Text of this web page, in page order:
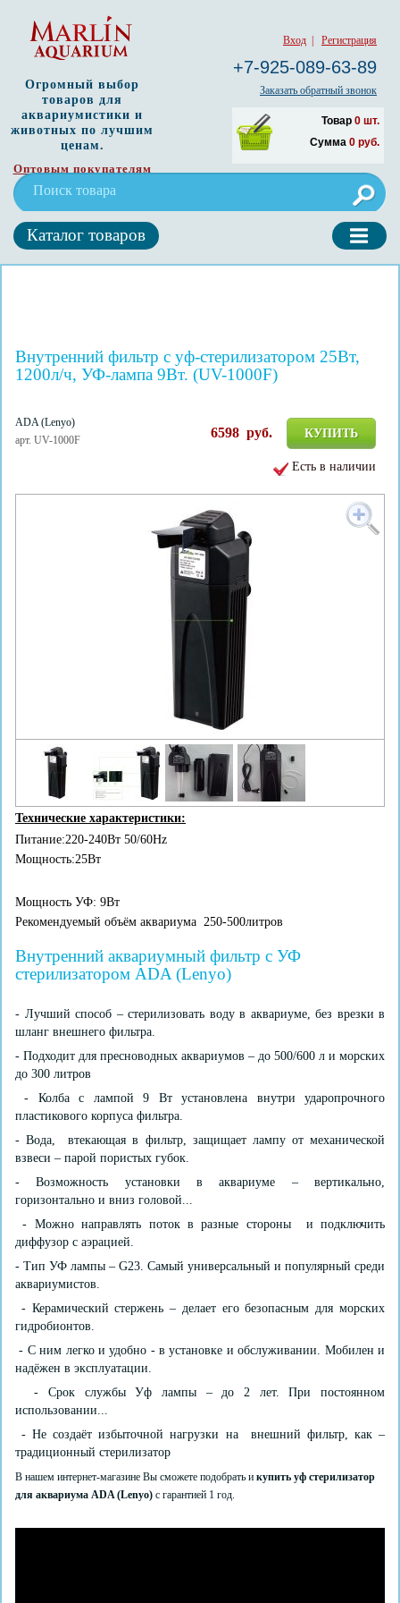
Вход Регистрация
+7-925-089-63-89
Заказать обратный звонок
Товар 0 шт.
Сумма 0 руб.
Огромный выбор
товаров для
аквариумистики и
животных по лучшим
ценам.
Оптовым покупателям
Каталог товаров
Внутренний фильтр с уф-стерилизатором 25Вт,
1200л/ч, УФ-лампа 9Вт. (UV-1000F)
ADA (Lenyo)
арт. UV-1000F
КУПИТЬ
6598 руб.
Есть в наличии
Технические характеристики:
Питание:220-240Вт 50/60Hz
Мощность:25Вт
Мощность УФ: 9Вт
Рекомендуемый объём аквариума 250-500литров
Внутренний аквариумный фильтр с УФ
стерилизатором ADA (Lenyo)
- Лучший способ – стерилизовать воду в аквариуме, без врезки в
шланг внешнего фильтра.
- Подходит для пресноводных аквариумов – до 500/600 л и морских
до 300 литров
- Колба с лампой 9 Вт установлена внутри ударопрочного
пластикового корпуса фильтра.
- Вода, втекающая в фильтр, защищает лампу от механической
взвеси – парой пористых губок.
- Возможность установки в аквариуме – вертикально,
горизонтально и вниз головой...
- Можно направлять поток в разные стороны и подключить
диффузор с аэрацией.
- Тип УФ лампы – G23. Самый универсальный и популярный среди
аквариумистов.
- Керамический стержень – делает его безопасным для морских
гидробионтов.
- С ним легко и удобно - в установке и обслуживании. Мобилен и
надёжен в эксплуатации.
- Срок службы Уф лампы – до 2 лет. При постоянном
использовании...
- Не создаёт избыточной нагрузки на внешний фильтр, как –
традиционный стерилизатор
В нашем интернет-магазине Вы сможете подобрать и купить уф стерилизатор
для аквариума ADA (Lenyo) с гарантией 1 год.